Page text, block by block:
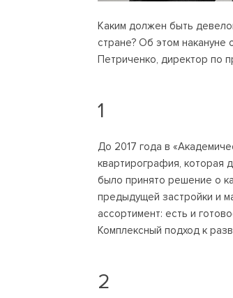
Каким должен быть
стране? Об этом накануне
Петриченко, директор по
1
До 2017 года в
квартирография, которая
было принято решение о
предыдущей застройки и
ассортимент: есть и
Комплексный подход к
2